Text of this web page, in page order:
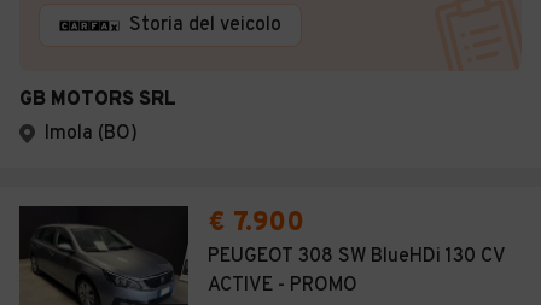
Storia del veicolo
GB MOTORS SRL
Imola (BO)
€ 7.900
PEUGEOT 308 SW BlueHDi 130 CV
ACTIVE - PROMO